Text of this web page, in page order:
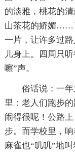
的淡雅，桃花的
山茶花的娇媚……
一片，让许多过
儿身上。四周只
嚓”声。
俗话说：一
里：老人们跑步
闹得很呢！公路
步。而学校里，
麻雀也“叽叽”地